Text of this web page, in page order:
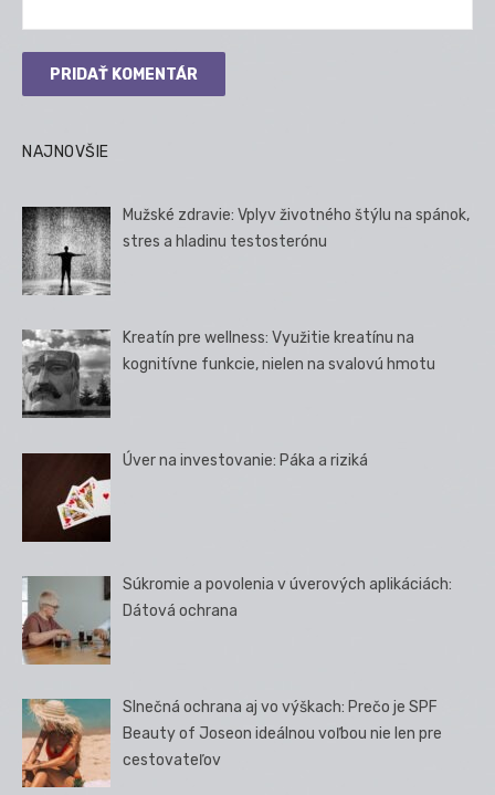
NAJNOVŠIE
Mužské zdravie: Vplyv životného štýlu na spánok,
stres a hladinu testosterónu
Kreatín pre wellness: Využitie kreatínu na
kognitívne funkcie, nielen na svalovú hmotu
Úver na investovanie: Páka a riziká
Súkromie a povolenia v úverových aplikáciách:
Dátová ochrana
Slnečná ochrana aj vo výškach: Prečo je SPF
Beauty of Joseon ideálnou voľbou nie len pre
cestovateľov